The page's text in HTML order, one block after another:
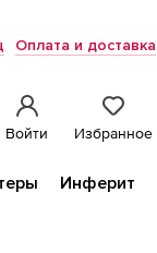
Оплата и доставка
Войти Избранное
Инферит